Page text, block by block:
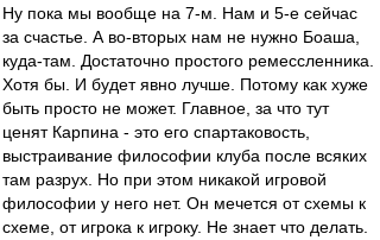
Ну пока мы вообще на 7-м. Нам и 5-е сейчас
за счастье. А во-вторых нам не нужно Боаша,
куда-там. Достаточно простого ремессленника.
Хотя бы. И будет явно лучше. Потому как хуже
быть просто не может. Главное, за что тут
ценят Карпина - это его спартаковость,
выстраивание философии клуба после всяких
там разрух. Но при этом никакой игровой
философии у него нет. Он мечется от схемы к
схеме, от игрока к игроку. Не знает что делать.